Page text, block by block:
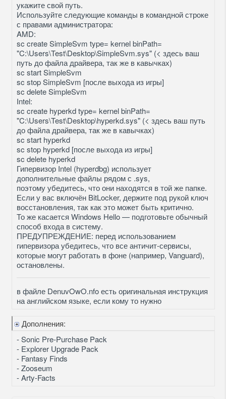
укажите свой путь.
Используйте следующие команды в командной строке
с правами администратора:
AMD:
sc create SimpleSvm type= kernel binPath=
"C:\Users\Test\Desktop\SimpleSvm.sys" (< здесь ваш
путь до файла драйвера, так же в кавычках)
sc start SimpleSvm
sc stop SimpleSvm [после выхода из игры]
sc delete SimpleSvm
Intel:
sc create hyperkd type= kernel binPath=
"C:\Users\Test\Desktop\hyperkd.sys" (< здесь ваш путь
до файла драйвера, так же в кавычках)
sc start hyperkd
sc stop hyperkd [после выхода из игры]
sc delete hyperkd
Гипервизор Intel (hyperdbg) использует
дополнительные файлы рядом с .sys,
поэтому убедитесь, что они находятся в той же папке.
Если у вас включён BitLocker, держите под рукой ключ
восстановления, так как это может быть критично.
То же касается Windows Hello — подготовьте обычный
способ входа в систему.
ПРЕДУПРЕЖДЕНИЕ: перед использованием
гипервизора убедитесь, что все античит-сервисы,
которые могут работать в фоне (например, Vanguard),
остановлены.
в файле DenuvOwO.nfo есть оригинальная инструкция
на английском языке, если кому то нужно
Дополнения:
- Sonic Pre-Purchase Pack
- Explorer Upgrade Pack
- Fantasy Finds
- Zooseum
- Arty-Facts